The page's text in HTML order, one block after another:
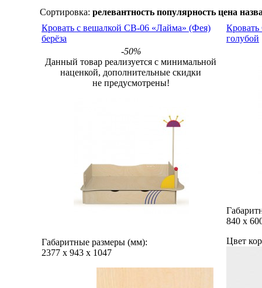
Сортировка: релевантность популярность цена
Кровать с вешалкой СВ-06 «Лайма» (Фея)
берёза
-50%
Данный товар реализуется с минимальной
наценкой, дополнительные скидки
не предусмотрены!
Габаритные размеры (мм):
2377 х 943 х 1047
голубой
840 х
Цвет